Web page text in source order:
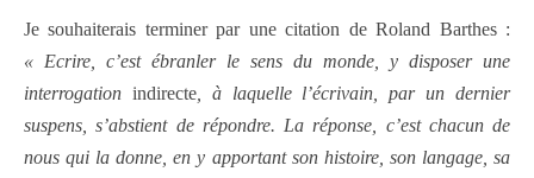
Je souhaiterais terminer par une citation de Roland Barthes :
« Ecrire, c’est ébranler le sens du monde, y disposer une
interrogation indirecte, à laquelle l’écrivain, par un dernier
suspens, s’abstient de répondre. La réponse, c’est chacun de
nous qui la donne, en y apportant son histoire, son langage, sa